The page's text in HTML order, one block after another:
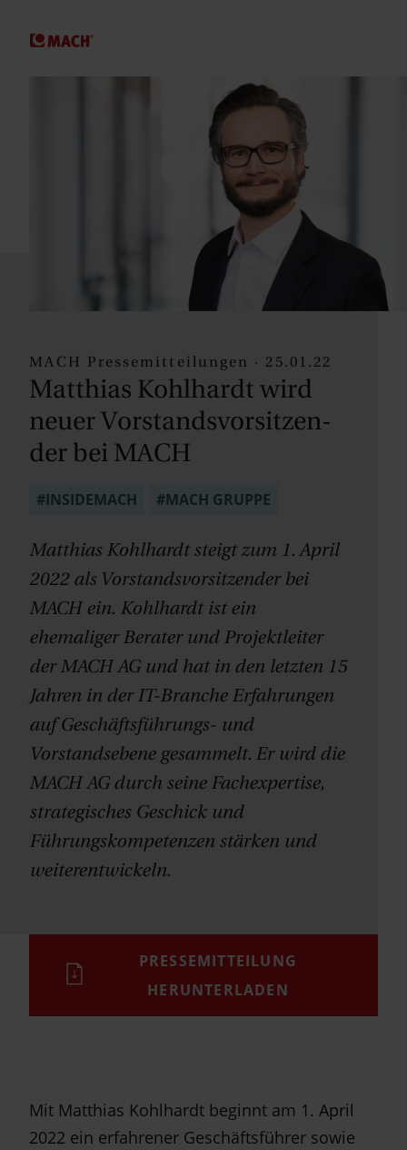
MACH Pressemitteilungen · 25.01.22
Matthias Kohlhardt wird
neuer Vor­stands­vor­sitzen­
der bei MACH
#INSIDEMACH #MACH GRUPPE
Matthias Kohlhardt steigt zum 1. April
2022 als Vorstandsvorsitzender bei
MACH ein. Kohlhardt ist ein
ehemaliger Berater und Projektleiter
der MACH AG und hat in den letzten 15
Jahren in der IT-Branche Erfahrungen
auf Geschäftsführungs- und
Vorstandsebene gesammelt. Er wird die
MACH AG durch seine Fachexpertise,
strategisches Geschick und
Führungskompetenzen stärken und
weiterentwickeln.
PRESSEMITTEILUNG
HERUNTERLADEN
Mit Matthias Kohlhardt beginnt am 1. April
2022 ein erfahrener Geschäftsführer sowie